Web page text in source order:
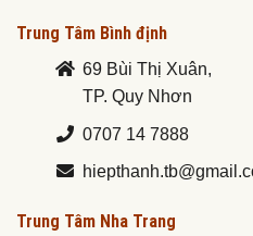
Trung Tâm Bình định
69 Bùi Thị Xuân,
TP. Quy Nhơn
0707 14 7888
Trung Tâm Nha Trang